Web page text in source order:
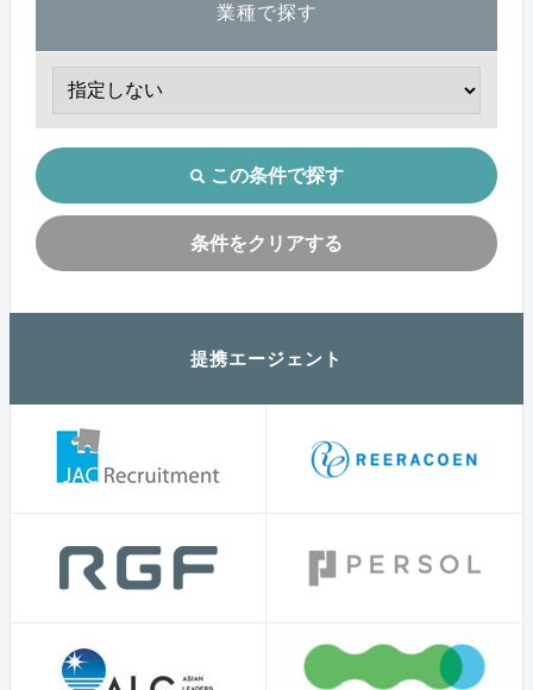
業種で探す
この条件で探す
条件をクリアする
提携エージェント